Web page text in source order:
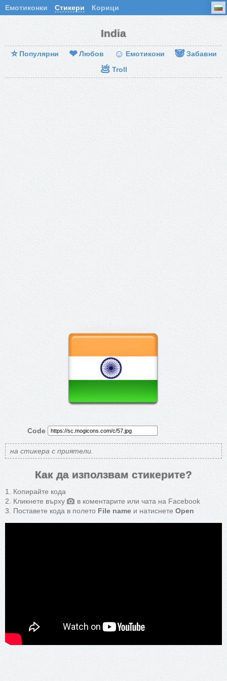
Емотиконки Стикери Корици
India
⭐ Популярни ❤ Любов ☺ Емотикони 🐼 Забавни
💩 Troll
Code
на стикера с приятели.
Как да използвам стикерите?
Копирайте кода
Кликнете върху
в коментарите или чата на Facebook
Поставете кода в полето File name и натиснете Open